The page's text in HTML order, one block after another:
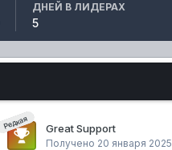
ДНЕЙ В ЛИДЕРАХ
5
Редкая Great Support
Получено 20 января 2025